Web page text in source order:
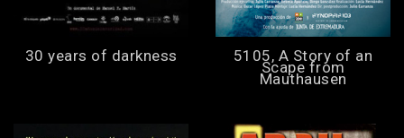
30 years of darkness 5105, A Story of an
Scape from
Mauthausen